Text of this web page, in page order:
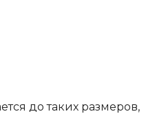
до таких размеров,